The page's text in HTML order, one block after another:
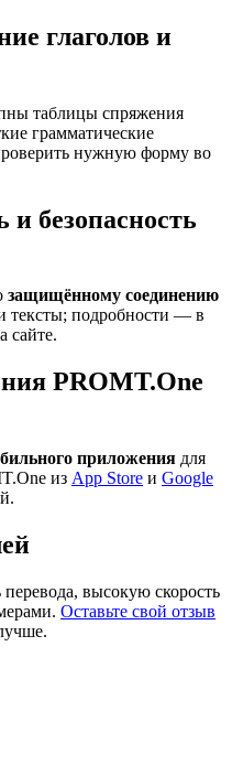
глаголов и
таблицы спряжения
грамматические
нужную форму во
безопасность
защищённому соединению
подробности — в
сайте.
PROMT.One
приложения для
из App Store и Google
высокую скорость
Оставьте свой отзыв